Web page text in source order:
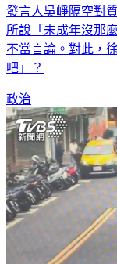
發言人吳崢隔空對
所說「未成年沒那
不當言論。對此，
吧」？
政治